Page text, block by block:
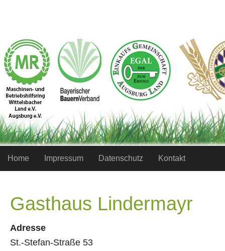
Home Impressum Datenschutz Kontakt
Gasthaus Lindermayr
Adresse
St.-Stefan-Straße 53